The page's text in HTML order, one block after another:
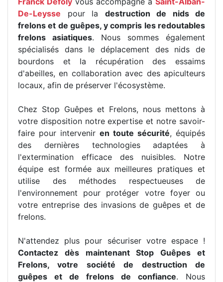
De-Leysse pour la destruction de nids de
frelons et de guêpes, y compris les redoutables
frelons asiatiques. Nous sommes également
spécialisés dans le déplacement des nids de
bourdons et la récupération des essaims
d'abeilles, en collaboration avec des apiculteurs
locaux, afin de préserver l'écosystème.
Chez Stop Guêpes et Frelons, nous mettons à
votre disposition notre expertise et notre savoir-
faire pour intervenir en toute sécurité, équipés
des dernières technologies adaptées à
l'extermination efficace des nuisibles. Notre
équipe est formée aux meilleures pratiques et
utilise des méthodes respectueuses de
l'environnement pour protéger votre foyer ou
votre entreprise des invasions de guêpes et de
frelons.
N'attendez plus pour sécuriser votre espace !
Contactez dès maintenant Stop Guêpes et
Frelons, votre société de destruction de
guêpes et de frelons de confiance. Nous